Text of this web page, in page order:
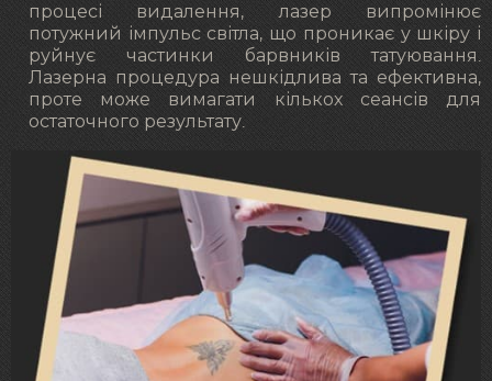
процесі видалення, лазер випромінює
потужний імпульс світла, що проникає у шкіру і
руйнує частинки барвників татуювання.
Лазерна процедура нешкідлива та ефективна,
проте може вимагати кількох сеансів для
остаточного результату.